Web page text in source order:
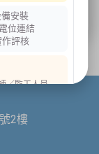
2樓
安裝
位連結
評核
／監工人員